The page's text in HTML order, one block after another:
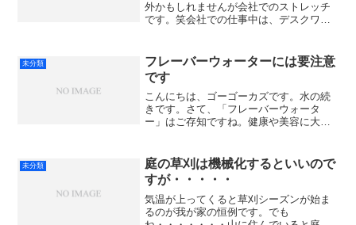
外かもしれませんが会社でのストレッチ
です。笑会社での仕事中は、デスクワー
を継続すると、下半身太りやお腹が出る
原因にも。この固まった体...
未分類
フレーバーウォーターには要注意
です
こんにちは、ゴーゴーカズです。水の続
きです。さて、「フレーバーウォータ
ー」はご存知ですね。健康や美容に大い
ルーツなどの香りと味がほんのり付いて
いて飲みたくなります・・・...
未分類
庭の草刈は機械化するといいので
すが・・・・・
気温が上ってくると草刈シーズンが始ま
るのが我が家の恒例です。でも